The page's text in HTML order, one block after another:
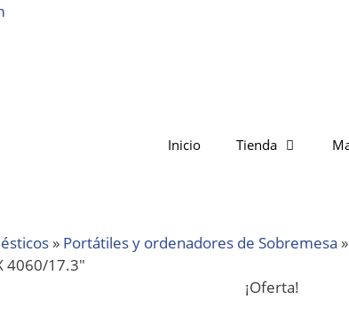
Inicio Tienda
» Portátiles y ordenadores de Sobremesa »
4060/17.3″
¡Oferta!